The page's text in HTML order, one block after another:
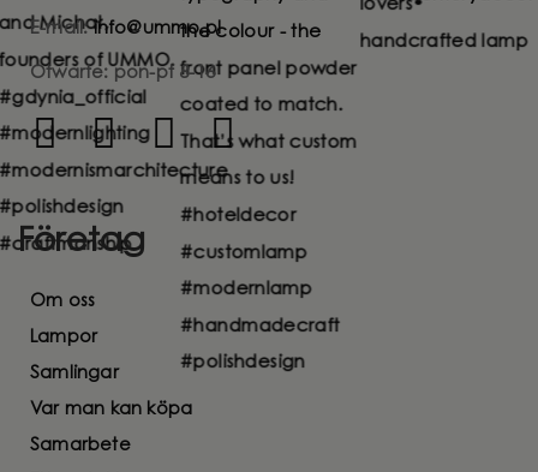
E-mail:info@ummo.pl
Otwarte: pon-pt 8-16
Företag
Om oss
Lampor
Samlingar
Var man kan köpa
Samarbete